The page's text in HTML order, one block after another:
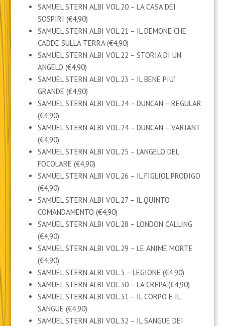
SAMUEL STERN ALBI VOL.20 – LA CASA DEI
SOSPIRI (€4,90)
SAMUEL STERN ALBI VOL.21 – IL DEMONE CHE
CADDE SULLA TERRA (€4,90)
SAMUEL STERN ALBI VOL.22 – STORIA DI UN
ANGELO (€4,90)
SAMUEL STERN ALBI VOL.23 – IL BENE PIU’
GRANDE (€4,90)
SAMUEL STERN ALBI VOL.24 – DUNCAN – REGULAR
(€4,90)
SAMUEL STERN ALBI VOL.24 – DUNCAN – VARIANT
(€4,90)
SAMUEL STERN ALBI VOL.25 – L’ANGELO DEL
FOCOLARE (€4,90)
SAMUEL STERN ALBI VOL.26 – IL FIGLIOL PRODIGO
(€4,90)
SAMUEL STERN ALBI VOL.27 – IL QUINTO
COMANDAMENTO (€4,90)
SAMUEL STERN ALBI VOL.28 – LONDON CALLING
(€4,90)
SAMUEL STERN ALBI VOL.29 – LE ANIME MORTE
(€4,90)
SAMUEL STERN ALBI VOL.3 – LEGIONE (€4,90)
SAMUEL STERN ALBI VOL.30 – LA CREPA (€4,90)
SAMUEL STERN ALBI VOL.31 – IL CORPO E IL
SANGUE (€4,90)
SAMUEL STERN ALBI VOL.32 – IL SANGUE DEI